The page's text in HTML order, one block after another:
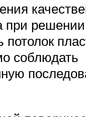
при
потолок
соблюдать